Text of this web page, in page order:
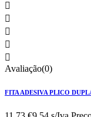





Avaliação(0)
FITA ADESIVA PLICO